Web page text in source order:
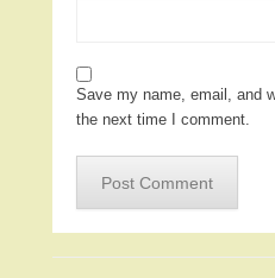
Save my name, email, and
the next time I comment.